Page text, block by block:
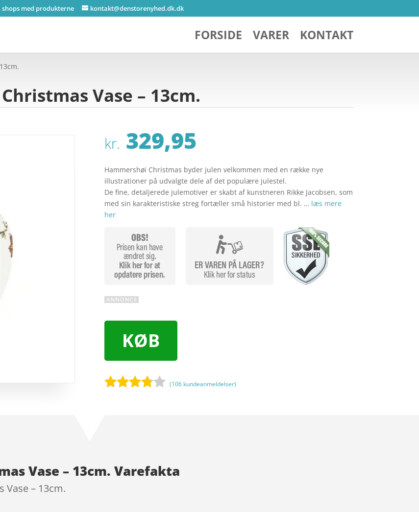
shops med produkterne kontakt@denstorenyhed.dk.dk
FORSIDE VARER KONTAKT
Vase – 13cm.
kr. 329,95
Hammershøi Christmas byder julen velkommen med en række nye
illustrationer på udvalgte dele af det populære julestel.
De fine, detaljerede julemotiver er skabt af kunstneren Rikke Jacobsen, som
med sin karakteristiske streg fortæller små historier med bl. … læs mere
her
KØB
kundebed
(106 kundeanmeldelser)
Vase – 13cm. Varefakta
Vase – 13cm.